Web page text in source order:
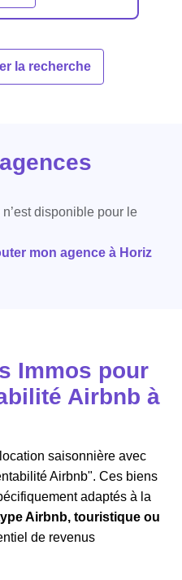
la recherche
agences
disponible pour le
mon agence à Horiz
Immos pour
Airbnb à
saisonnière avec
Airbnb". Ces biens
adaptés à la
Airbnb, touristique ou
de revenus